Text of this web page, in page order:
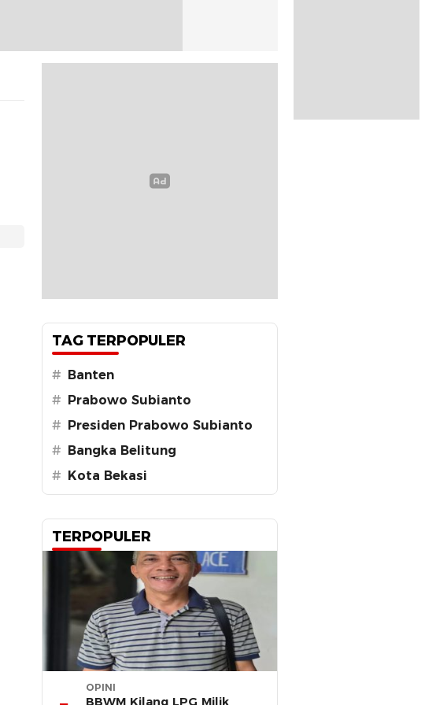
TAG TERPOPULER
# Banten
# Prabowo Subianto
# Presiden Prabowo Subianto
# Bangka Belitung
# Kota Bekasi
TERPOPULER
OPINI
BBWM Kilang LPG Milik